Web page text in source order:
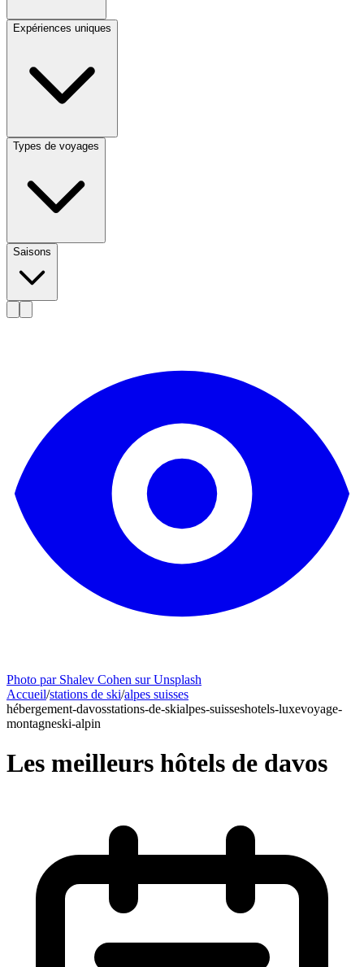
Expériences uniques
Types de voyages
Saisons
Photo par Shalev Cohen sur Unsplash
Accueil/stations de ski/alpes suisses
hébergement-davosstations-de-skialpes-suisseshotels-luxevoyage-
montagneski-alpin
Les meilleurs hôtels de davos